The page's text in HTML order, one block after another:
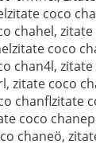
coco
chahel,
coco
chan4l,
zitate coco
chanflzitate
coco
chaneö,